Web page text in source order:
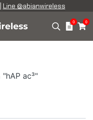
Line @abianwireless
0 0
ac³"